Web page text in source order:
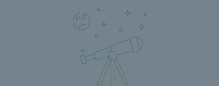
Exploitation du réseau de gaz
Raccordement au réseau de gaz
Stockage de gaz
Stockage de gaz